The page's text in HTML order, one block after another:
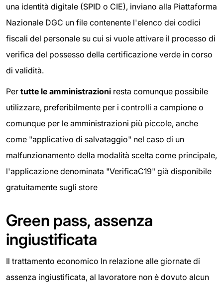
una identità digitale (SPID o CIE), inviano alla Piattaforma
Nazionale DGC un file contenente l'elenco dei codici
fiscali del personale su cui si vuole attivare il processo di
verifica del possesso della certificazione verde in corso
di validità.
Per tutte le amministrazioni resta comunque possibile
utilizzare, preferibilmente per i controlli a campione o
comunque per le amministrazioni più piccole, anche
come "applicativo di salvataggio" nel caso di un
malfunzionamento della modalità scelta come principale,
l'applicazione denominata "VerificaC19" già disponibile
gratuitamente sugli store
Green pass, assenza
ingiustificata
Il trattamento economico In relazione alle giornate di
assenza ingiustificata, al lavoratore non è dovuto alcun